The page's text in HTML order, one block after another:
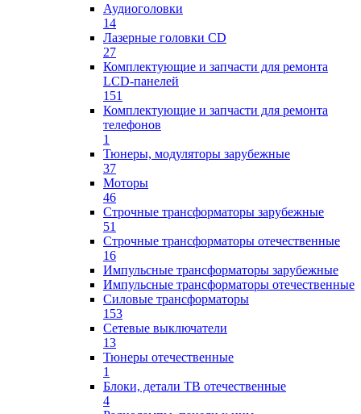
Аудиоголовки
14
Лазерные головки CD
27
Комплектующие и запчасти для ремонта
LCD-панелей
151
Комплектующие и запчасти для ремонта
телефонов
1
Тюнеры, модуляторы зарубежные
37
Моторы
46
Строчные трансформаторы зарубежные
51
Строчные трансформаторы отечественные
16
Импульсные трансформаторы зарубежные
Импульсные трансформаторы отечественные
Силовые трансформаторы
153
Сетевые выключатели
13
Тюнеры отечественные
1
Блоки, детали ТВ отечественные
4